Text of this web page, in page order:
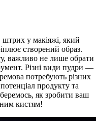
у макіяжі, який
створений образ.
важливо не лише обрати
Різні види пудри —
потребують різних
продукту та
як зробити ваш
кистям!